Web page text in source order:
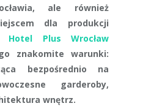
ale również
dla produkcji
Hotel Plus Wrocław
znakomite warunki:
bezpośrednio na
garderoby,
wnętrz.